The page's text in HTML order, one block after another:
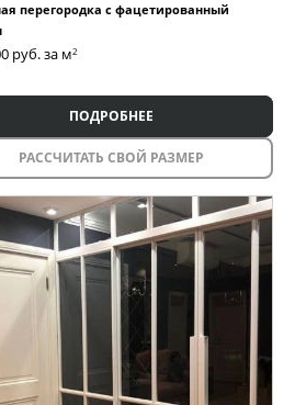
перегородка с фацетированный
руб. за м2
ПОДРОБНЕЕ
РАССЧИТАТЬ СВОЙ РАЗМЕР